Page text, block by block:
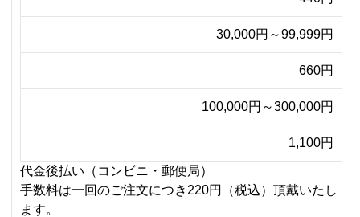
30,000円～99,999円
660円
100,000円～300,000円
1,100円
代金後払い（コンビニ・郵便局）
手数料は一回のご注文につき220円（税込）頂戴いたし
ます。